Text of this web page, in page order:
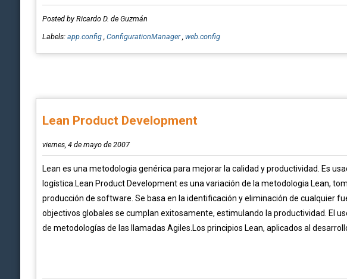
Posted by Ricardo D. de Guzmán
Labels: app.config , ConfigurationManager, web.config
Lean Product Development
viernes, 4 de mayo de 2007
Lean es una metodologia genérica para mejorar la calidad y productividad. Es
logística.Lean Product Development es una variación de la metodologia Lean,
producción de software. Se basa en la identificación y eliminación de cualquier
objectivos globales se cumplan exitosamente, estimulando la productividad. El
de metodologías de las llamadas Agiles.Los principios Lean, aplicados al